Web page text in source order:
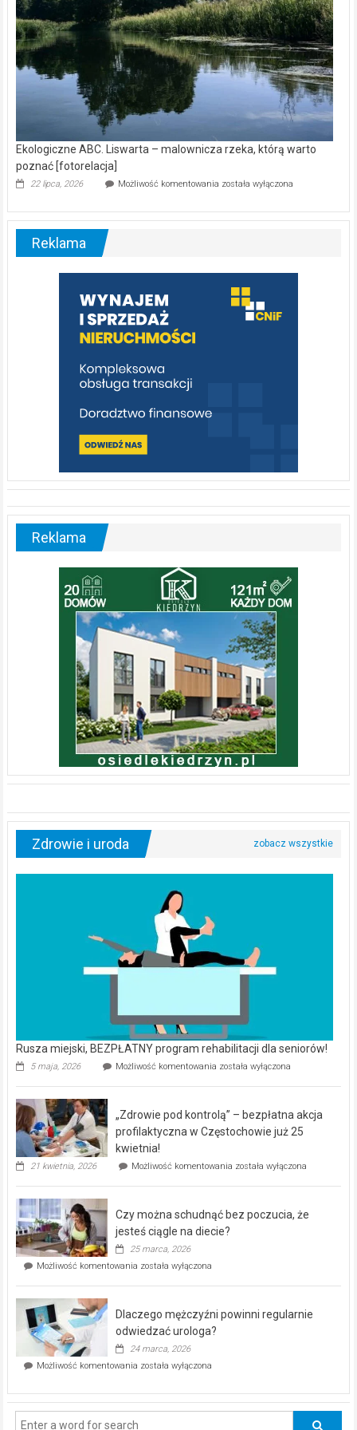
Ekologiczne ABC. Liswarta – malownicza rzeka, którą warto
poznać [fotorelacja]
22 lipca, 2026 Możliwość komentowania Ekologiczne
–
warto
poznać
[fotorelacja]
została wyłączona
Reklama
Reklama
Zdrowie i uroda
Rusza miejski, BEZPŁATNY program rehabilitacji dla seniorów!
5 maja, 2026 Możliwość komentowania Rusza
rehabilitacji
dla
została wyłączona
„Zdrowie pod kontrolą” – bezpłatna akcja
profilaktyczna w Częstochowie już 25
kwietnia!
21 kwietnia, 2026 Możliwość komentowania „Zdrowie
bezpłatna
została wyłączona
Czy można schudnąć bez poczucia, że
jesteś ciągle na diecie?
25 marca, 2026
Możliwość komentowania Czy
poczucia,
że
ciągle
na
została wyłączona
Dlaczego mężczyźni powinni regularnie
odwiedzać urologa?
24 marca, 2026
Możliwość komentowania Dlaczego
regularnie
została wyłączona